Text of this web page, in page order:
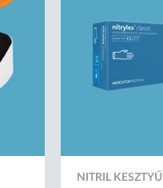
NITRIL KESZTYŰ